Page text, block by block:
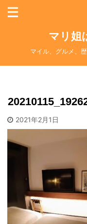
マリ
マイル、グルメ、
2021年2月1日